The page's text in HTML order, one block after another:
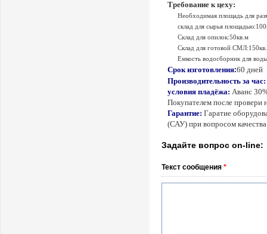
Требование к цеху:
Необходимая площадь для
склад для сырья
Склад для опилок:50кв.м
Склад для готовой
Емкость водосборник для
Срок изготовления:60 дней
Производительность за час:
условия пладёжа: Аванс
Покупателем после провери
Гарантие: Гаратие
(САУ) при вопросом
Задайте вопрос on-line:
Текст сообщения*